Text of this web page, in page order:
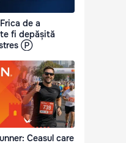
de a
fi depășită
stres Ⓟ
Ceasul care